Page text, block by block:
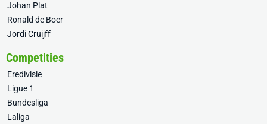
Johan Plat
Ronald de Boer
Jordi Cruijff
Competities
Eredivisie
Ligue 1
Bundesliga
Laliga